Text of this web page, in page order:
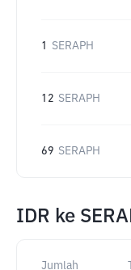
1 SERAPH
12 SERAPH
69 SERAPH
IDR ke
Jumlah